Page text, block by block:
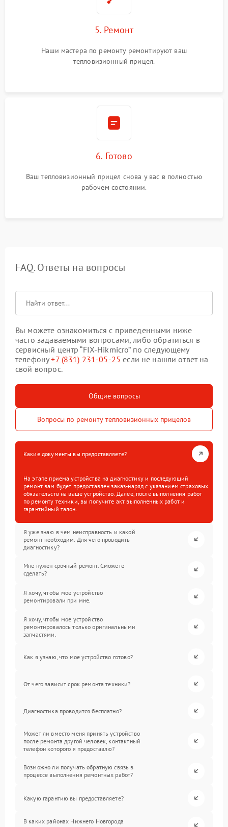
5. Ремонт
Наши мастера по ремонту ремонтируют ваш
тепловизионный прицел.
6. Готово
Ваш тепловизионный прицел снова у вас в полностью
рабочем состоянии.
FAQ. Ответы на вопросы
Вы можете ознакомиться с приведенными ниже
часто задаваемыми вопросами, либо обратиться в
сервисный центр “FIX-Hikmicro” по следующему
телефону+7 (831) 231-05-25 если не нашли ответ на
свой вопрос.
Общие вопросы
Вопросы по ремонту тепловизионных прицелов
Какие документы вы предоставляете?
На этапе приема устройства на диагностику и последующий
ремонт вам будет предоставлен заказ-наряд с указанием страховых
обязательств на ваше устройство. Далее, после выполнения работ
по ремонту техники, вы получите акт выполненных работ и
гарантийный талон.
Я уже знаю в чем неисправность и какой
ремонт необходим. Для чего проводить
диагностику?
Мне нужен срочный ремонт. Сможете
сделать?
Я хочу, чтобы мое устройство
ремонтировали при мне.
Я хочу, чтобы мое устройство
ремонтировалось только оригинальными
запчастями.
Как я узнаю, что мое устройство готово?
От чего зависит срок ремонта техники?
Диагностика проводится бесплатно?
Может ли вместо меня принять устройство
после ремонта другой человек, контактный
телефон которого я предоставлю?
Возможно ли получать обратную связь в
процессе выполнения ремонтных работ?
Какую гарантию вы предоставляете?
В каких районах Нижнего Новгорода